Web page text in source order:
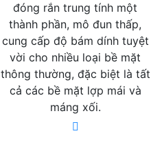
đóng rắn trung tính một
thành phần, mô đun thấp,
cung cấp độ bám dính tuyệt
vời cho nhiều loại bề mặt
thông thường, đặc biệt là tất
cả các bề mặt lợp mái và
máng xối.